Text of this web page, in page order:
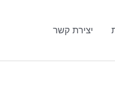
יצירת קשר